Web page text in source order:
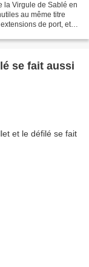
la Virgule de Sablé en
au même titre
de port, etc
se fait aussi